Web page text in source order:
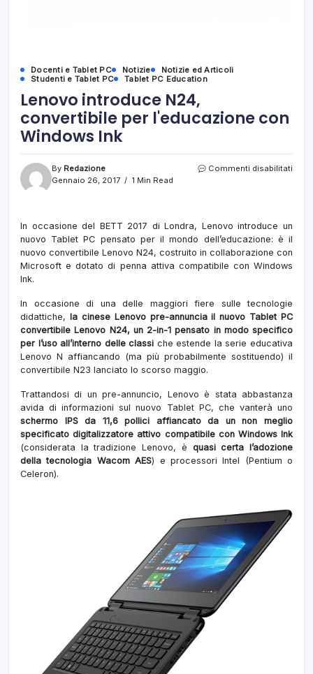
Docenti e Tablet PC Notizie
Notizie ed Articoli
Studenti e Tablet PC
Tablet PC Education
Lenovo introduce N24,
convertibile per l'educazione con
Windows Ink
By Redazione
Gennaio 26, 2017
1 Min Read
Commenti disabilitati
In occasione del BETT 2017 di Londra, Lenovo introduce un
nuovo Tablet PC pensato per il mondo dell’educazione: è il
nuovo convertibile Lenovo N24, costruito in collaborazione con
Microsoft e dotato di penna attiva compatibile con Windows
Ink.
In occasione di una delle maggiori fiere sulle tecnologie
didattiche, la cinese Lenovo pre-annuncia il nuovo Tablet PC
convertibile Lenovo N24, un 2-in-1 pensato in modo specifico
per l’uso all’interno delle classi che estende la serie educativa
Lenovo N affiancando (ma più probabilmente sostituendo) il
convertibile N23 lanciato lo scorso maggio.
Trattandosi di un pre-annuncio, Lenovo è stata abbastanza
avida di informazioni sul nuovo Tablet PC, che vanterà uno
schermo IPS da 11,6 pollici affiancato da un non meglio
specificato digitalizzatore attivo compatibile con Windows Ink
(considerata la tradizione Lenovo, è quasi certa l’adozione
della tecnologia Wacom AES) e processori Intel (Pentium o
Celeron).